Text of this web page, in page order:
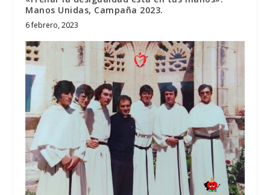
Manos Unidas, Campaña 2023.
6 febrero, 2023